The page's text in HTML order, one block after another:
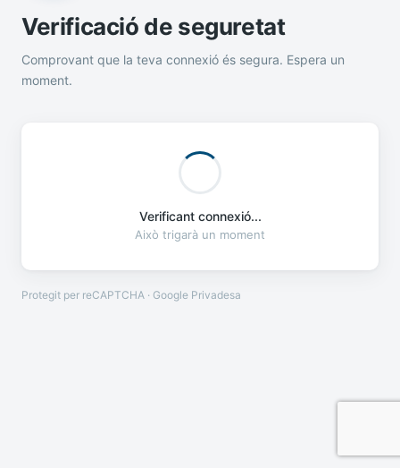
Verificació de seguretat
Comprovant que la teva connexió és segura. Espera un
moment.
Verificant connexió...
Això trigarà un moment
Protegit per reCAPTCHA · Google Privadesa